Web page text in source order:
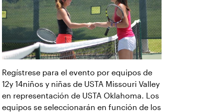
Regístrese para el evento por equipos de
12y 14niños y niñas de USTA Missouri Valley
en representación de USTA Oklahoma. Los
equipos se seleccionarán en función de los